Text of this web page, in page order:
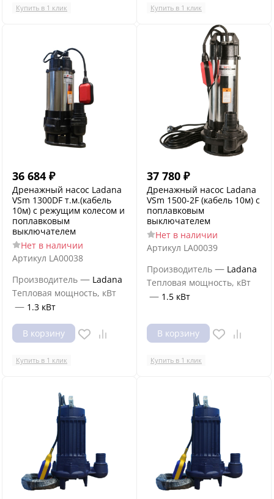
Купить в 1 клик Купить в 1 клик
36 684 ₽
Дренажный насос Ladana
VSm 1300DF т.м.(кабель
10м) с режущим колесом и
поплавковым
выключателем
Нет в наличии
Артикул LA00038
Производитель — Ladana
Тепловая мощность, кВт
— 1.3 кВт
В корзину
Купить в 1 клик
37 780 ₽
Дренажный насос Ladana
VSm 1500-2F (кабель 10м) с
поплавковым
выключателем
Нет в наличии
Артикул LA00039
Производитель — Ladana
Тепловая мощность, кВт
— 1.5 кВт
В корзину
Купить в 1 клик